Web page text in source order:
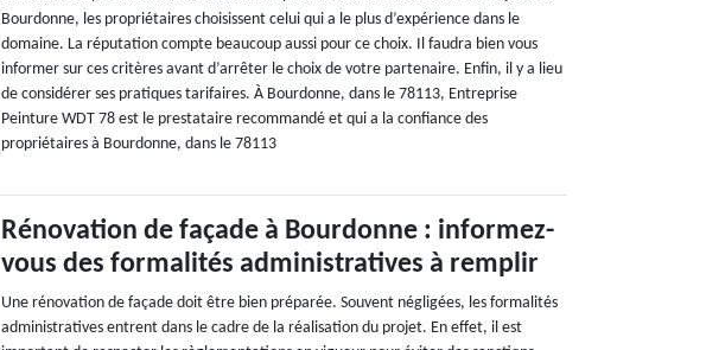
Bourdonne, les propriétaires choisissent celui qui a le plus d’expérience dans le
domaine. La réputation compte beaucoup aussi pour ce choix. Il faudra bien vous
informer sur ces critères avant d’arrêter le choix de votre partenaire. Enfin, il y a lieu
de considérer ses pratiques tarifaires. À Bourdonne, dans le 78113, Entreprise
Peinture WDT 78 est le prestataire recommandé et qui a la confiance des
propriétaires à Bourdonne, dans le 78113
Rénovation de façade à Bourdonne : informez-
vous des formalités administratives à remplir
Une rénovation de façade doit être bien préparée. Souvent négligées, les formalités
administratives entrent dans le cadre de la réalisation du projet. En effet, il est